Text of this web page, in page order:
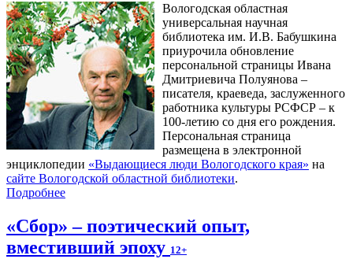
Вологодская областная
универсальная научная
библиотека им. И.В. Бабушкина
приурочила обновление
персональной страницы Ивана
Дмитриевича Полуянова –
писателя, краеведа, заслуженного
работника культуры РСФСР – к
100‑летию со дня его рождения.
Персональная страница
размещена в электронной
энциклопедии «Выдающиеся люди Вологодского края» на
сайте Вологодской областной библиотеки.
Подробнее
«Сбор» – поэтический опыт,
вместивший эпоху 12+